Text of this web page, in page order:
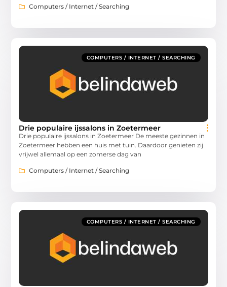
Computers / Internet / Searching
COMPUTERS / INTERNET / SEARCHING
Drie populaire ijssalons in Zoetermeer
Drie populaire ijssalons in Zoetermeer De meeste gezinnen in
Zoetermeer hebben een huis met tuin. Daardoor genieten zij
vrijwel allemaal op een zomerse dag van
Computers / Internet / Searching
COMPUTERS / INTERNET / SEARCHING